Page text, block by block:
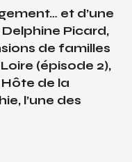
et d’une
Picard,
de familles
(épisode 2),
Hôte de la
l’une des